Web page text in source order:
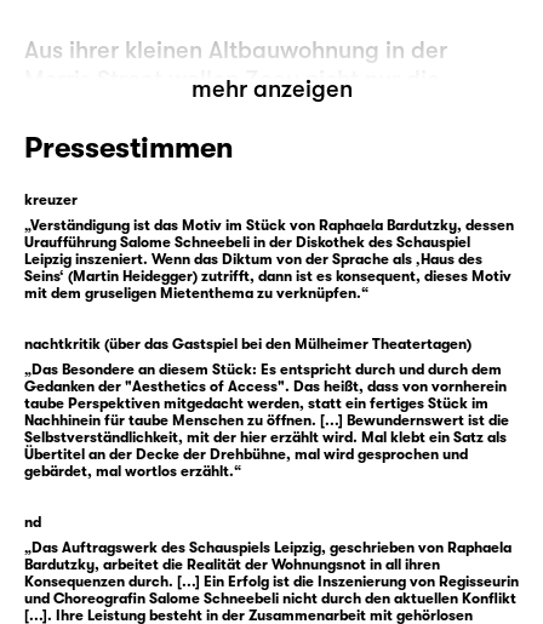
Aus ihrer kleinen Altbauwohnung in der
Morris Street wollen Zoey nicht nur die
Eigentümer vertreiben, sondern neuerdings
auch noch musizierende Gespenster aus dem
19. Jahrhundert.
Da sie nachts arbeitet, bekommt Zoey nur
am Rande mit, dass sich in ihrem Zuhause
gravierende Veränderungen abspielen. Die
Abfindung zu zahlen, hat sie jedes Mal
ignoriert — wohl wissend, dass es nahezu
unmöglich sein wird, eine neue Wohnung in
ihrer Gegend zu finden. Doch um sie herum
ziehen immer mehr Menschen aus dem Haus
aus und Gespenster treten nun mal vermehrt
bei Leerstand auf. Als sie eines Tags im
Morgengrauen von der Arbeit nach Hause
kommt, hört sie plötzlich Musik, die sich um
ihre Glieder legt wie Schlingpflanzen in
mehr anzeigen
Pressestimmen
kreuzer
„Verständigung ist das Motiv im Stück von Raphaela Bardutzky, dessen
Uraufführung Salome Schneebeli in der Diskothek des Schauspiel
Leipzig inszeniert. Wenn das Diktum von der Sprache als ‚Haus des
Seins‘ (Martin Heidegger) zutrifft, dann ist es konsequent, dieses Motiv
mit dem gruseligen Mietenthema zu verknüpfen.“
nachtkritik (über das Gastspiel bei den Mülheimer Theatertagen)
„Das Besondere an diesem Stück: Es entspricht durch und durch dem
Gedanken der "Aesthetics of Access". Das heißt, dass von vornherein
taube Perspektiven mitgedacht werden, statt ein fertiges Stück im
Nachhinein für taube Menschen zu öffnen. [...] Bewundernswert ist die
Selbstverständlichkeit, mit der hier erzählt wird. Mal klebt ein Satz als
Übertitel an der Decke der Drehbühne, mal wird gesprochen und
gebärdet, mal wortlos erzählt.“
nd
„Das Auftragswerk des Schauspiels Leipzig, geschrieben von Raphaela
Bardutzky, arbeitet die Realität der Wohnungsnot in all ihren
Konsequenzen durch. [...] Ein Erfolg ist die Inszenierung von Regisseurin
und Choreografin Salome Schneebeli nicht durch den aktuellen Konflikt
[...]. Ihre Leistung besteht in der Zusammenarbeit mit gehörlosen